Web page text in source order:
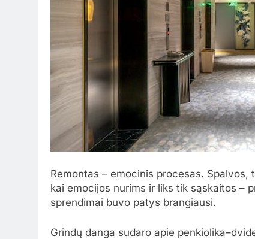
Remontas – emocinis procesas.
kai emocijos nurims ir liks tik sąskaitos –
sprendimai buvo patys brangiausi.
Grindų danga sudaro apie